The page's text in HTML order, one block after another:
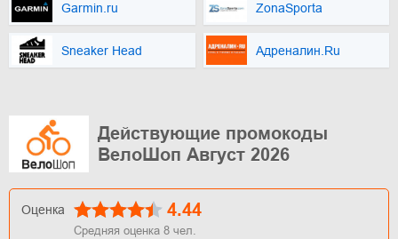
Garmin.ru ZonaSporta
Sneaker Head Адреналин.Ru
Действующие промокоды
ВелоШоп Август 2026
Оценка 4.44
Средняя оценка 8 чел.